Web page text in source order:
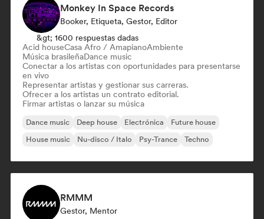
Monkey In Space Records
Booker, Etiqueta, Gestor, Editor
&gt; 1600 respuestas dadas
Acid houseCasa Afro / AmapianoAmbiente
Música brasileñaDance music
Conectar a los artistas con oportunidades para presentarse
en vivo
Representar artistas y gestionar sus carreras.
Ofrecer a los artistas un contrato editorial.
Firmar artistas o lanzar su música
Dance music Deep house Electrónica
Future house
House music
Nu-disco / Italo Psy-Trance Techno
RMMM
Gestor, Mentor